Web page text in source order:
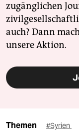
zugänglichen
auch? Dann
unsere Aktion.
Themen #Syrien